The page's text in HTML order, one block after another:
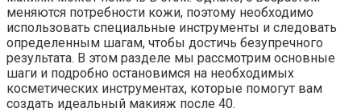
меняются потребности кожи, поэтому необходимо
использовать специальные инструменты и следовать
определенным шагам, чтобы достичь безупречного
результата. В этом разделе мы рассмотрим основные
шаги и подробно остановимся на необходимых
косметических инструментах, которые помогут вам
создать идеальный макияж после 40.